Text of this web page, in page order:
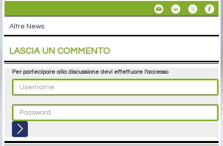
Altre News
LASCIA UN COMMENTO
Per partecipare alla discussione devi effettuare l'accesso